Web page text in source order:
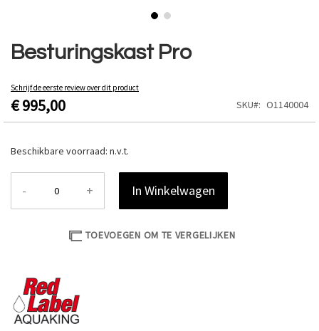
Besturingskast Pro
Schrijf de eerste review over dit product
€ 995,00 SKU O1140004
Beschikbare voorraad: n.v.t.
- + In Winkelwagen
TOEVOEGEN OM TE VERGELIJKEN
naar
het
van
de
afbeeldingen-